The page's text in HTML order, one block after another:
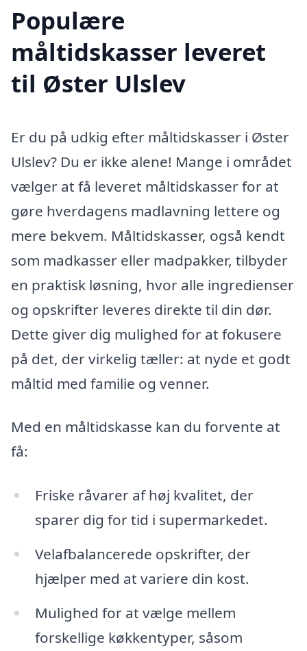
Populære
måltidskasser leveret
til Øster Ulslev
Er du på udkig efter måltidskasser i Øster
Ulslev? Du er ikke alene! Mange i området
vælger at få leveret måltidskasser for at
gøre hverdagens madlavning lettere og
mere bekvem. Måltidskasser, også kendt
som madkasser eller madpakker, tilbyder
en praktisk løsning, hvor alle ingredienser
og opskrifter leveres direkte til din dør.
Dette giver dig mulighed for at fokusere
på det, der virkelig tæller: at nyde et godt
måltid med familie og venner.
Med en måltidskasse kan du forvente at
få:
Friske råvarer af høj kvalitet, der
sparer dig for tid i supermarkedet.
Velafbalancerede opskrifter, der
hjælper med at variere din kost.
Mulighed for at vælge mellem
forskellige køkkentyper, såsom